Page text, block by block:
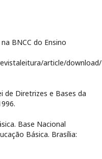
BNCC do Ensino
article/
de Diretrizes e Bases da
Base Nacional
Básica. Brasília: